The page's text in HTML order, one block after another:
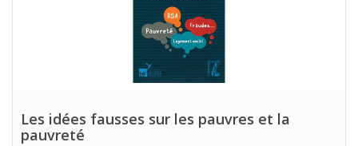
Les idées fausses sur les pauvres et la
pauvreté